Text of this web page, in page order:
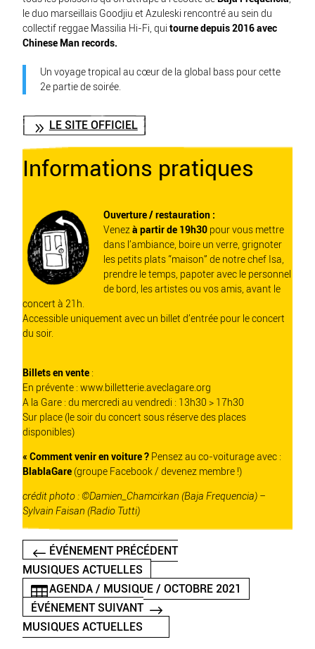
le duo marseillais Goodjiu et Azuleski rencontré au sein du
collectif reggae Massilia Hi-Fi, qui tourne depuis 2016 avec
Chinese Man records.
Un voyage tropical au cœur de la global bass pour cette
2e partie de soirée.
LE SITE OFFICIEL
Informations pratiques
Ouverture / restauration :
Venezà partir de 19h30 pour vous mettre
dans l’ambiance, boire un verre, grignoter
les petits plats “maison” de notre chef Isa,
prendre le temps, papoter avec le personnel
de bord, les artistes ou vos amis, avant le
concert à 21h.
Accessible uniquement avec un billet d’entrée pour le concert
du soir.
Billets en vente :
En prévente : www.billetterie.aveclagare.org
A la Gare : du mercredi au vendredi : 13h30 > 17h30
Sur place (le soir du concert sous réserve des places
disponibles)
« Comment venir en voiture ? Pensez au co-voiturage avec :
BlablaGare (groupe Facebook / devenez membre !)
crédit photo : ©Damien_Chamcirkan (Baja Frequencia) –
Sylvain Faisan (Radio Tutti)
ÉVÉNEMENT PRÉCÉDENT
MUSIQUES ACTUELLES
AGENDA / MUSIQUE / OCTOBRE 2021
ÉVÉNEMENT SUIVANT
MUSIQUES ACTUELLES